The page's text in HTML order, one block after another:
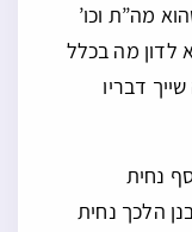
מה”ת וכו’
לדון מה בכלל
דבריו
נחית
הלכך נחית